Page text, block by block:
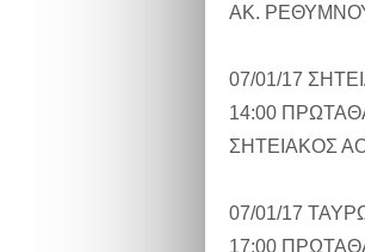
ΑΚ.
07/01/17
14:00
ΣΗΤΕΙΑΚΟΣ
07/01/17
17:00